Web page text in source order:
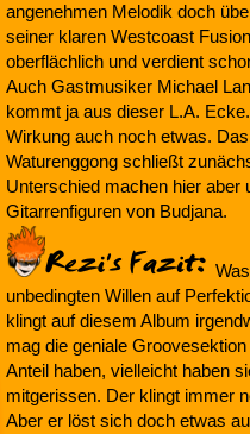
angenehmen Melodik doch
seiner klaren Westcoast
oberflächlich und verdient
Auch Gastmusiker Michael
kommt ja aus dieser L.A.
Wirkung auch noch etwas.
Waturenggong schließt
Unterschied machen hier aber
Gitarrenfiguren von Budjana.
unbedingten Willen auf
klingt auf diesem Album
mag die geniale
Anteil haben, vielleicht haben
mitgerissen. Der klingt immer
Aber er löst sich doch etwas